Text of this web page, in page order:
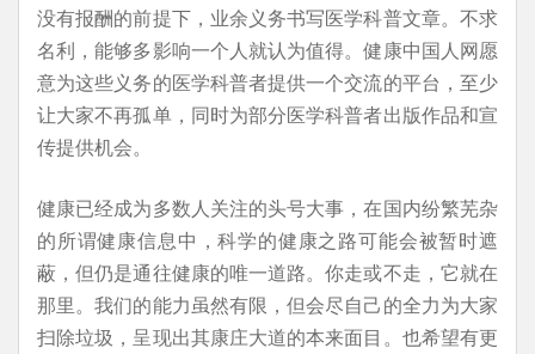
没有报酬的前提下，业余义务书写医学科普文章。不求
名利，能够多影响一个人就认为值得。健康中国人网愿
意为这些义务的医学科普者提供一个交流的平台，至少
让大家不再孤单，同时为部分医学科普者出版作品和宣
传提供机会。
健康已经成为多数人关注的头号大事，在国内纷繁芜杂
的所谓健康信息中，科学的健康之路可能会被暂时遮
蔽，但仍是通往健康的唯一道路。你走或不走，它就在
那里。我们的能力虽然有限，但会尽自己的全力为大家
扫除垃圾，呈现出其康庄大道的本来面目。也希望有更